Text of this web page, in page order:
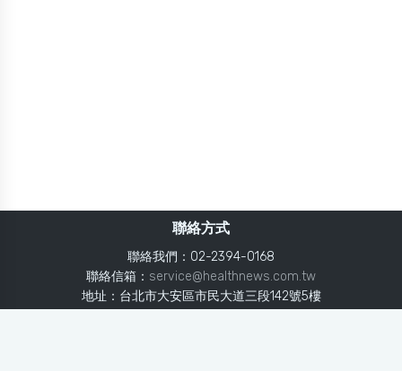
聯絡方式
聯絡我們：02-2394-0168
聯絡信箱： service@healthnews.com.tw
地址：台北市大安區市民大道三段142號5樓